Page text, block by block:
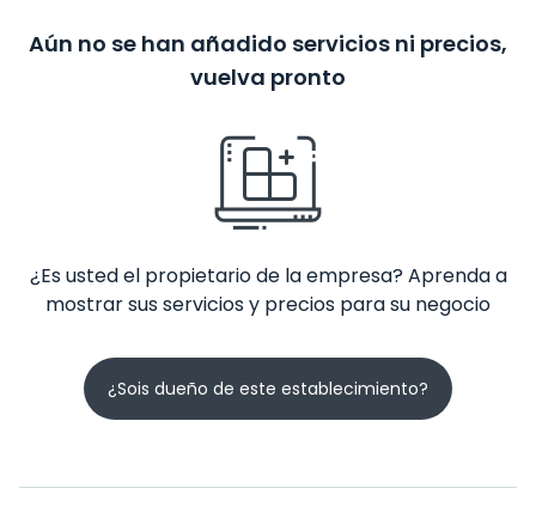
Aún no se han añadido servicios ni precios,
vuelva pronto
¿Es usted el propietario de la empresa? Aprenda a
mostrar sus servicios y precios para su negocio
¿Sois dueño de este establecimiento?